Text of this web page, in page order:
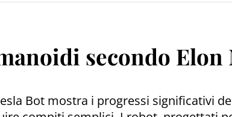
secondo Elon
Bot mostra i progressi significativi